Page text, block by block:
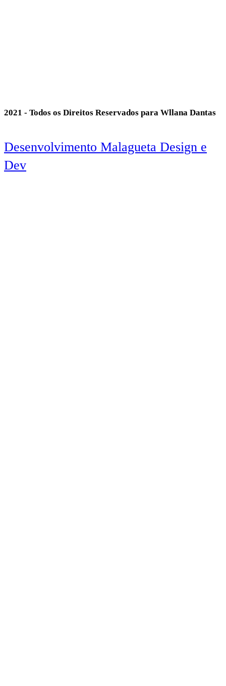
2021 - Todos os Direitos Reservados para Wllana Dantas
Desenvolvimento Malagueta Design e
Dev